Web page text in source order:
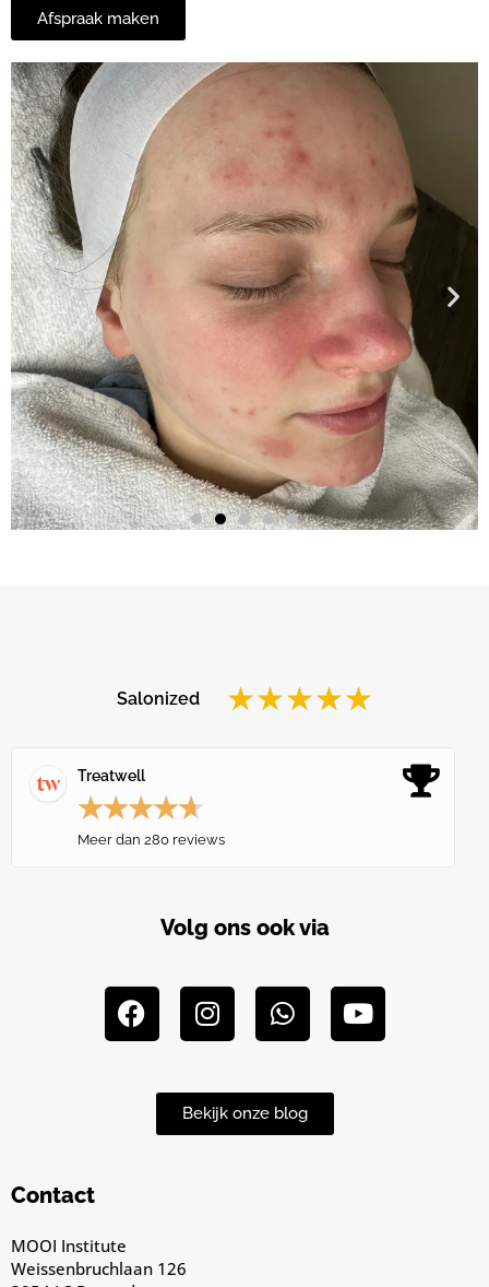
Afspraak maken
Salonized ★★★★★
Treatwell
★★★★★
Meer dan 280 reviews
Volg ons ook via
Bekijk onze blog
Contact
MOOI Institute
Weissenbruchlaan 126